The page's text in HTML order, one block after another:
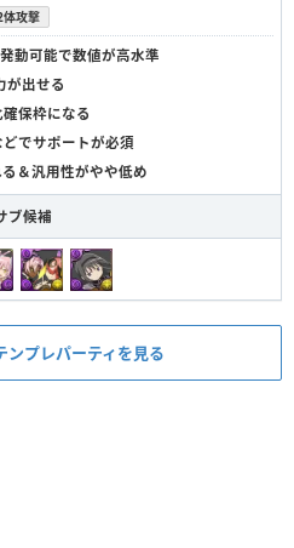
体攻撃
動可能で数値が高水準
が出せる
保枠になる
でサポートが必須
＆汎用性がやや低め
ブ候補
プレパーティを見る